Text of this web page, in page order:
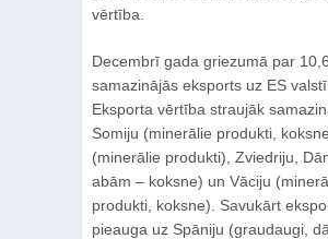
vērtība.
Decembrī gada griezumā par
samazinājās eksports uz ES
Eksporta vērtība straujāk
Somiju (minerālie produkti,
(minerālie produkti), Zviedriju,
abām – koksne) un Vāciju
produkti, koksne). Savukārt
pieauga uz Spāniju (graudaugi,